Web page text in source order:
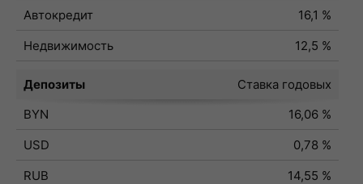
Автокредит
16,1 %
Недвижимость
12,5 %
Депозиты
Ставка годовых
BYN
16,06 %
USD
0,78 %
RUB
14,55 %